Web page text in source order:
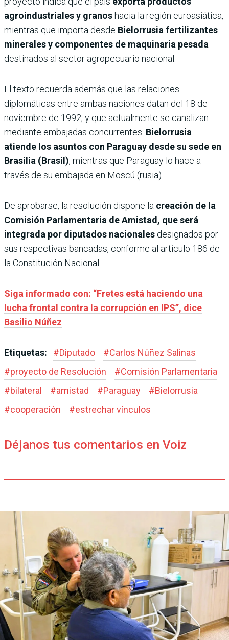
agroindustriales y granos hacia la región euroasiática,
mientras que importa desde Bielorrusia fertilizantes
minerales y componentes de maquinaria pesada
destinados al sector agropecuario nacional.
El texto recuerda además que las relaciones
diplomáticas entre ambas naciones datan del 18 de
noviembre de 1992, y que actualmente se canalizan
mediante embajadas concurrentes: Bielorrusia
atiende los asuntos con Paraguay desde su sede en
Brasilia (Brasil), mientras que Paraguay lo hace a
través de su embajada en Moscú (rusia).
De aprobarse, la resolución dispone la creación de la
Comisión Parlamentaria de Amistad, que será
integrada por diputados nacionales designados por
sus respectivas bancadas, conforme al artículo 186 de
la Constitución Nacional.
Siga informado con: “Fretes está haciendo una
lucha frontal contra la corrupción en IPS”, dice
Basilio Núñez
Etiquetas: #Diputado #Carlos Núñez Salinas
#proyecto de Resolución #Comisión Parlamentaria
#bilateral #amistad #Paraguay #Bielorrusia
#cooperación #estrechar vínculos
Déjanos tus comentarios en Voiz